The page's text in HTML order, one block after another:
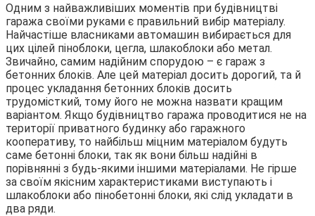
Одним з найважливіших моментів при будівництві
гаража своїми руками є правильний вибір матеріалу.
Найчастіше власниками автомашин вибирається для
цих цілей піноблоки, цегла, шлакоблоки або метал.
Звичайно, самим надійним спорудою – є гараж з
бетонних блоків. Але цей матеріал досить дорогий, та й
процес укладання бетонних блоків досить
трудомісткий, тому його не можна назвати кращим
варіантом. Якщо будівництво гаража проводитися не на
території приватного будинку або гаражного
кооперативу, то найбільш міцним матеріалом будуть
саме бетонні блоки, так як вони більш надійні в
порівнянні з будь-якими іншими матеріалами. Не гірше
за своїм якісним характеристиками виступають і
шлакоблоки або пінобетонні блоки, які слід укладати в
два ряди.